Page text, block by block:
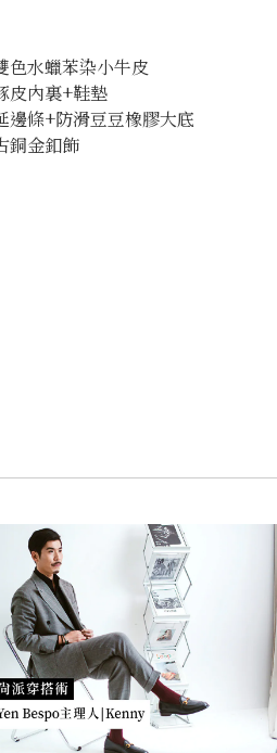
色水蠟苯染小牛皮
皮內裏+鞋墊
邊條+防滑豆豆橡膠大底
銅金釦飾